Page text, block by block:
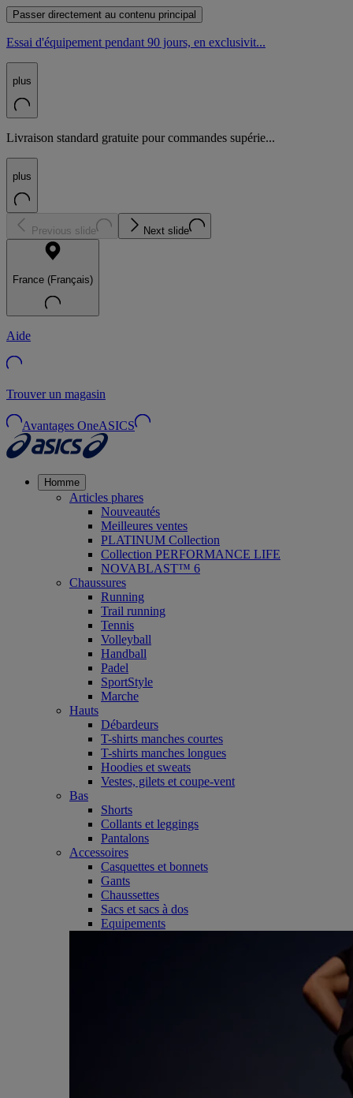
Passer directement au contenu principal
Essai d'équipement pendant 90 jours, en exclusivit...
plus
Livraison standard gratuite pour commandes supérie...
plus
Previous slide Next slide
France (Français)
Aide
Trouver un magasin
Avantages OneASICS
Homme
Articles phares
Nouveautés
Meilleures ventes
PLATINUM Collection
Collection PERFORMANCE LIFE
NOVABLAST™ 6
Chaussures
Running
Trail running
Tennis
Volleyball
Handball
Padel
SportStyle
Marche
Hauts
Débardeurs
T-shirts manches courtes
T-shirts manches longues
Hoodies et sweats
Vestes, gilets et coupe-vent
Bas
Shorts
Collants et leggings
Pantalons
Accessoires
Casquettes et bonnets
Gants
Chaussettes
Sacs et sacs à dos
Equipements